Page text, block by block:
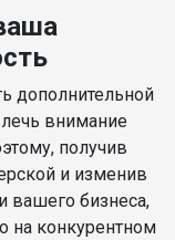
дополнительной
внимание
получив
и изменив
вашего бизнеса,
на конкурентном